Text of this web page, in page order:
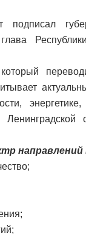
направлений